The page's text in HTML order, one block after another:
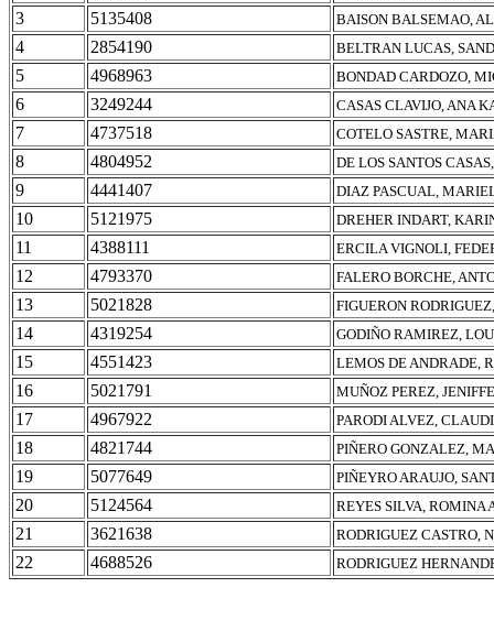
3 5135408 BAISON BALSEMAO,
4 2854190 BELTRAN LUCAS,
5 4968963 BONDAD CARDOZO,
6 3249244 CASAS CLAVIJO, ANA
7 4737518 COTELO SASTRE,
8 4804952 DE LOS SANTOS
9 4441407 DIAZ PASCUAL,
10 5121975 DREHER INDART,
11 4388111 ERCILA VIGNOLI,
12 4793370 FALERO BORCHE,
13 5021828 FIGUERON
14 4319254 GODIÑO RAMIREZ,
15 4551423 LEMOS DE ANDRADE,
16 5021791 MUÑOZ PEREZ,
17 4967922 PARODI ALVEZ,
18 4821744 PIÑERO GONZALEZ,
19 5077649 PIÑEYRO ARAUJO,
20 5124564 REYES SILVA, ROMINA
21 3621638 RODRIGUEZ CASTRO,
22 4688526 RODRIGUEZ